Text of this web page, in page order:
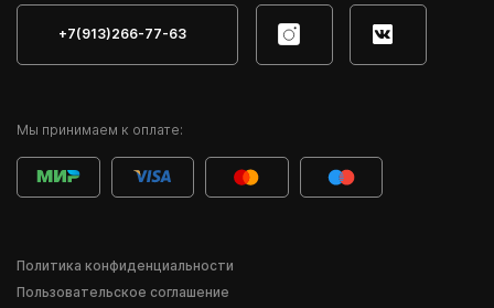
Мы принимаем к оплате:
+7(913)266-77-63
Политика конфиденциальности
Пользовательское соглашение